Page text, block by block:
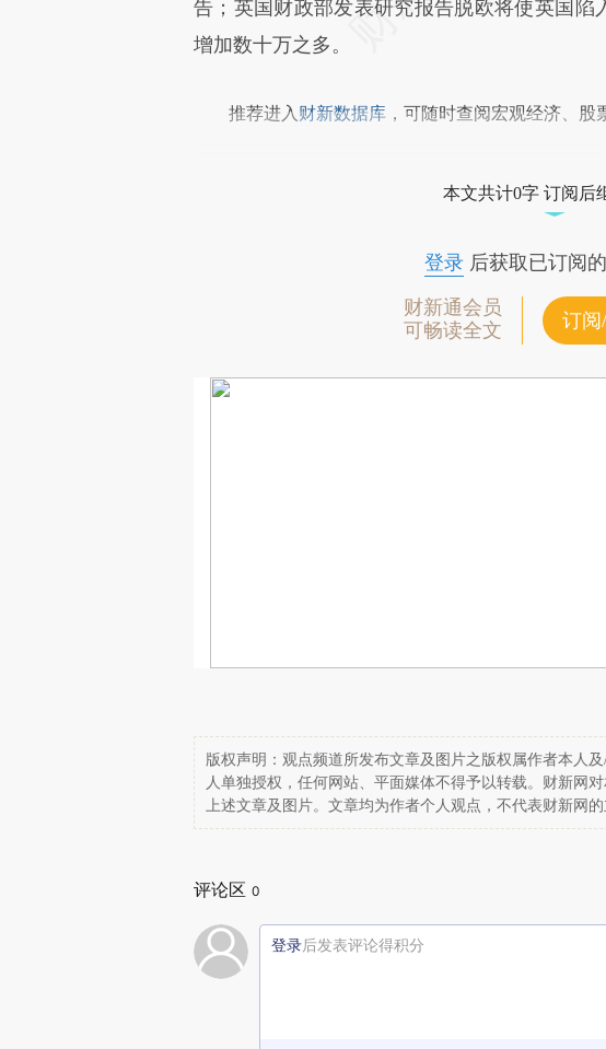
告；英国财政部发表研究报告脱欧将使英国陷
增加数十万之多。
推荐进入 财新数据库 ，可随时查阅宏观经济、股
本文共计0字 订阅后
登录后获取已订阅
财新通会员
可畅读全文
订阅
版权声明：观点频道所发布文章及图片之版权属作者本人
人单独授权，任何网站、平面媒体不得予以转载。财新网
上述文章及图片。文章均为作者个人观点，不代表财新网的
评论区 0
登录后发表评论得积分